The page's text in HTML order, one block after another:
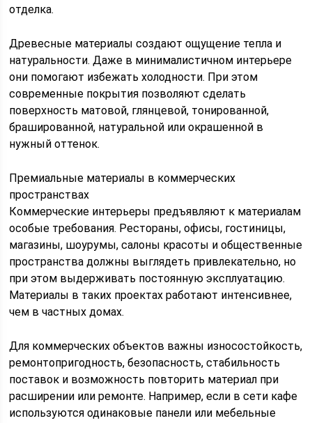
отделка.
Древесные материалы создают ощущение тепла и
натуральности. Даже в минималистичном интерьере
они помогают избежать холодности. При этом
современные покрытия позволяют сделать
поверхность матовой, глянцевой, тонированной,
брашированной, натуральной или окрашенной в
нужный оттенок.
Премиальные материалы в коммерческих
пространствах
Коммерческие интерьеры предъявляют к материалам
особые требования. Рестораны, офисы, гостиницы,
магазины, шоурумы, салоны красоты и общественные
пространства должны выглядеть привлекательно, но
при этом выдерживать постоянную эксплуатацию.
Материалы в таких проектах работают интенсивнее,
чем в частных домах.
Для коммерческих объектов важны износостойкость,
ремонтопригодность, безопасность, стабильность
поставок и возможность повторить материал при
расширении или ремонте. Например, если в сети кафе
используются одинаковые панели или мебельные